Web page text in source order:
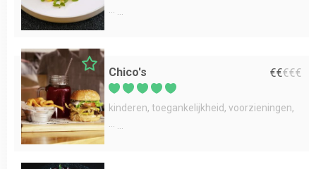
Chico's €€€€€
kinderen toegankelijkheid voorzieningen